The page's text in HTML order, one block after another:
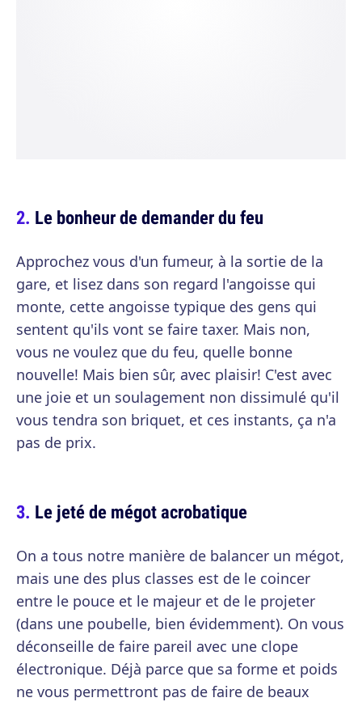
Le bonheur de demander du feu
Approchez vous d'un fumeur, à la sortie de la
gare, et lisez dans son regard l'angoisse qui
monte, cette angoisse typique des gens qui
sentent qu'ils vont se faire taxer. Mais non,
vous ne voulez que du feu, quelle bonne
nouvelle! Mais bien sûr, avec plaisir! C'est avec
une joie et un soulagement non dissimulé qu'il
vous tendra son briquet, et ces instants, ça n'a
pas de prix.
Le jeté de mégot acrobatique
On a tous notre manière de balancer un mégot,
mais une des plus classes est de le coincer
entre le pouce et le majeur et de le projeter
(dans une poubelle, bien évidemment). On vous
déconseille de faire pareil avec une clope
électronique. Déjà parce que sa forme et poids
ne vous permettront pas de faire de beaux